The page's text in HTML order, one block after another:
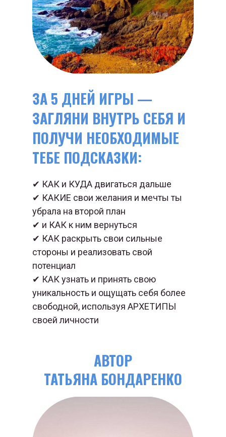
ЗА 5 ДНЕЙ ИГРЫ —
ЗАГЛЯНИ ВНУТРЬ СЕБЯ И
ПОЛУЧИ НЕОБХОДИМЫЕ
ТЕБЕ ПОДСКАЗКИ:
✔ КАК и КУДА двигаться дальше
✔ КАКИЕ свои желания и мечты ты
убрала на второй план
✔ и КАК к ним вернуться
✔ КАК раскрыть свои сильные
стороны и реализовать свой
потенциал
✔ КАК узнать и принять свою
уникальность и ощущать себя более
свободной, используя АРХЕТИПЫ
своей личности
АВТОР
ТАТЬЯНА БОНДАРЕНКО